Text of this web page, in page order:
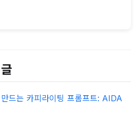
드는 카피라이팅 프롬프트: AIDA